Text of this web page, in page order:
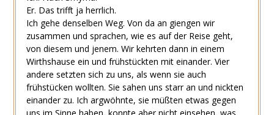
Er. Das trifft ja herrlich.
Ich gehe denselben Weg. Von da an giengen wir
zusammen und sprachen, wie es auf der Reise geht,
von diesem und jenem. Wir kehrten dann in einem
Wirthshause ein und frühstückten mit einander. Vier
andere setzten sich zu uns, als wenn sie auch
frühstücken wollten. Sie sahen uns starr an und nickten
einander zu. Ich argwöhnte, sie müßten etwas gegen
uns im Sinne haben, konnte aber nicht einsehen, was